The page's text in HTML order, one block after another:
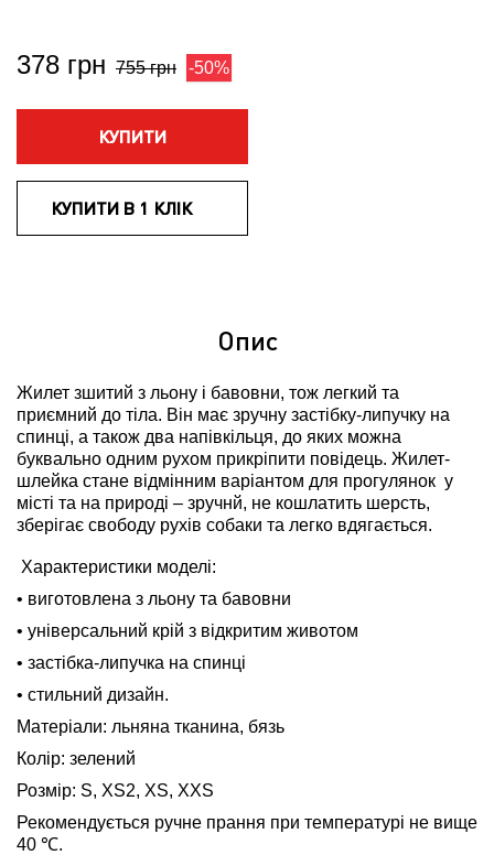
378 грн 755 грн -50%
КУПИТИ
КУПИТИ В 1 КЛІК
Опис
Жилет зшитий з льону і бавовни, тож легкий та
приємний до тіла. Він має зручну застібку-липучку на
спинці, а також два напівкільця, до яких можна
буквально одним рухом прикріпити повідець. Жилет-
шлейка стане відмінним варіантом для прогулянок у
місті та на природі – зручнй, не кошлатить шерсть,
зберігає свободу рухів собаки та легко вдягається.
Характеристики моделі:
• виготовлена з льону та бавовни
• універсальний крій з відкритим животом
• застібка-липучка на спинці
• стильний дизайн.
Матеріали: льняна тканина, бязь
Колір: зелений
Розмір: S, XS2, XS, XXS
Рекомендується ручне прання при температурі не вище
40 ℃.